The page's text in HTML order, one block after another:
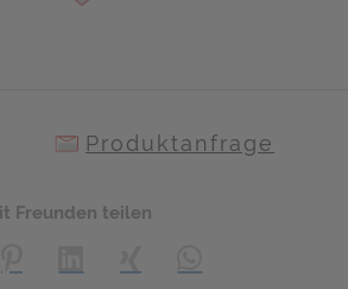
Produktanfrage
Freunden teilen